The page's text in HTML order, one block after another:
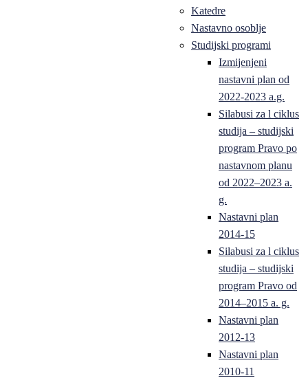
Katedre
Nastavno osoblje
Studijski programi
Izmijenjeni
nastavni plan od
2022-2023 a.g.
Silabusi za l ciklus
studija – studijski
program Pravo po
nastavnom planu
od 2022–2023 a.
g.
Nastavni plan
2014-15
Silabusi za l ciklus
studija – studijski
program Pravo od
2014–2015 a. g.
Nastavni plan
2012-13
Nastavni plan
2010-11